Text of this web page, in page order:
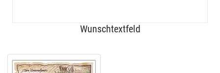
Wunschtextfeld